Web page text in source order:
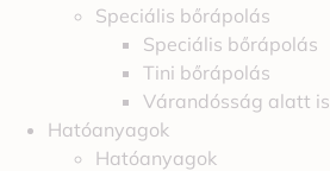
Speciális bőrápolás
Speciális bőrápolás
Tini bőrápolás
Várandósság alatt is
Hatóanyagok
Hatóanyagok